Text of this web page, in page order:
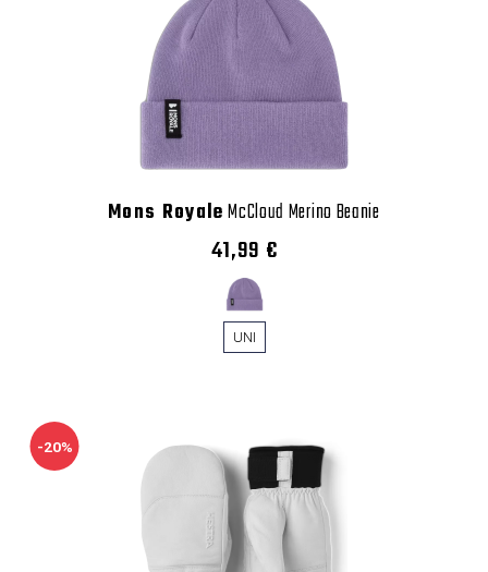
Mons RoyaleMcCloud Merino Beanie
41,99 €
UNI
-20%